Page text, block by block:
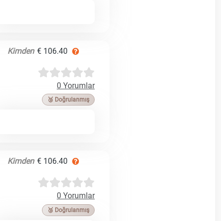
Kimden € 106.40
0 Yorumlar
🥉 Doğrulanmış
Kimden € 106.40
0 Yorumlar
🥉 Doğrulanmış